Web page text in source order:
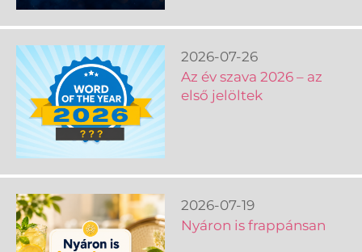
2026-07-26
Az év szava 2026 – az
első jelöltek
2026-07-19
Nyáron is frappánsan